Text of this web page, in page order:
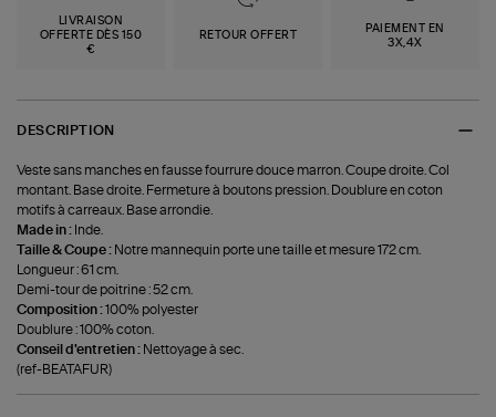
LIVRAISON
OFFERTE DÈS 150
€
RETOUR OFFERT
PAIEMENT EN
3X,4X
DESCRIPTION
Veste sans manches en fausse fourrure douce marron. Coupe droite. Col
montant. Base droite. Fermeture à boutons pression. Doublure en coton
motifs à carreaux. Base arrondie.
Made in : Inde.
Taille & Coupe : Notre mannequin porte une taille et mesure 172 cm.
Longueur : 61 cm.
Demi-tour de poitrine : 52 cm.
Composition :100% polyester
Doublure : 100% coton.
Conseil d'entretien : Nettoyage à sec.
(ref-BEATAFUR)